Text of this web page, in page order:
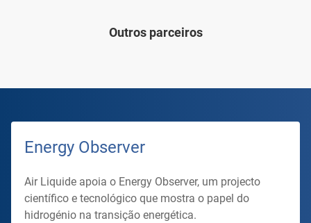
Outros parceiros
Energy Observer
Air Liquide apoia o Energy Observer, um projecto
científico e tecnológico que mostra o papel do
hidrogénio na transição energética.